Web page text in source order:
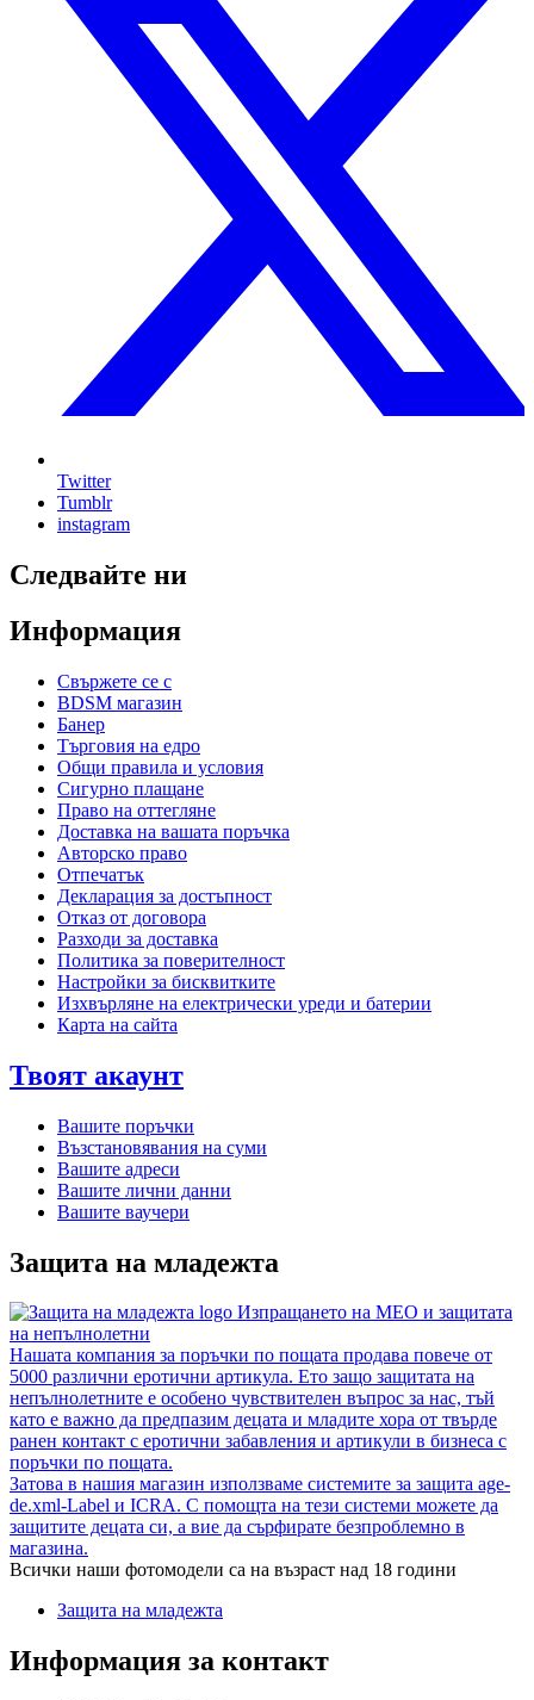
Twitter
Tumblr
instagram
Следвайте ни
Информация
Свържете се с
BDSM магазин
Банер
Търговия на едро
Общи правила и условия
Сигурно плащане
Право на оттегляне
Доставка на вашата поръчка
Авторско право
Отпечатък
Декларация за достъпност
Отказ от договора
Разходи за доставка
Политика за поверителност
Настройки за бисквитките
Изхвърляне на електрически уреди и батерии
Карта на сайта
Твоят акаунт
Вашите поръчки
Възстановявания на суми
Вашите адреси
Вашите лични данни
Вашите ваучери
Защита на младежта
Изпращането на MEO и защитата
на непълнолетни
Нашата компания за поръчки по пощата продава повече от
5000 различни еротични артикула. Ето защо защитата на
непълнолетните е особено чувствителен въпрос за нас, тъй
като е важно да предпазим децата и младите хора от твърде
ранен контакт с еротични забавления и артикули в бизнеса с
поръчки по пощата.
Затова в нашия магазин използваме системите за защита age-
de.xml-Label и ICRA. С помощта на тези системи можете да
защитите децата си, а вие да сърфирате безпроблемно в
магазина.
Всички наши фотомодели са на възраст над 18 години
Защита на младежта
Информация за контакт